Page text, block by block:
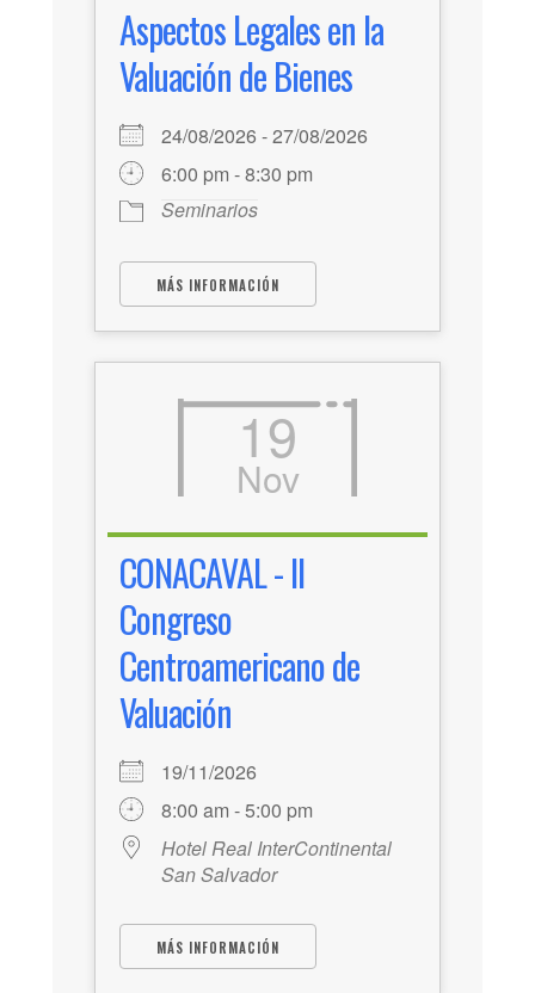
Aspectos Legales en la
Valuación de Bienes
24/08/2026 - 27/08/2026
6:00 pm - 8:30 pm
Seminarios
MÁS INFORMACIÓN
19
Nov
CONACAVAL - II
Congreso
Centroamericano de
Valuación
19/11/2026
8:00 am - 5:00 pm
Hotel Real InterContinental
San Salvador
MÁS INFORMACIÓN